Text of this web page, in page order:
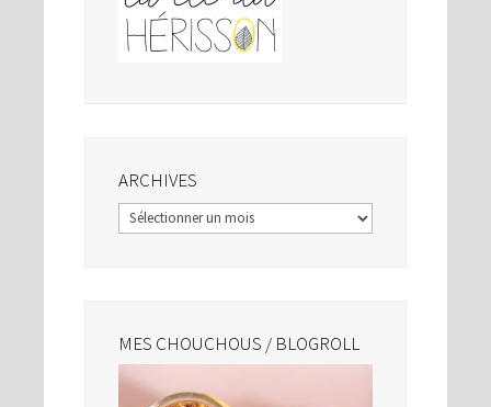
ARCHIVES
Archives
MES CHOUCHOUS / BLOGROLL